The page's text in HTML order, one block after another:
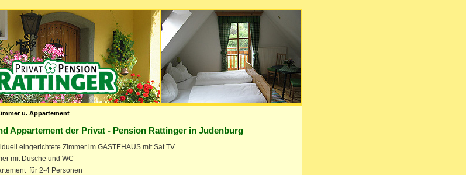
u. Appartement
Appartement der Privat - Pension Rattinger in Judenburg
eingerichtete Zimmer im GÄSTEHAUS mit Sat TV
mit Dusche und WC
für 2-4 Personen